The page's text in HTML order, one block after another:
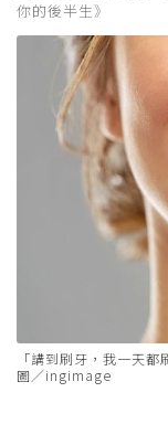
你的後半生》
「講到刷牙，我一天都
圖／ingimage